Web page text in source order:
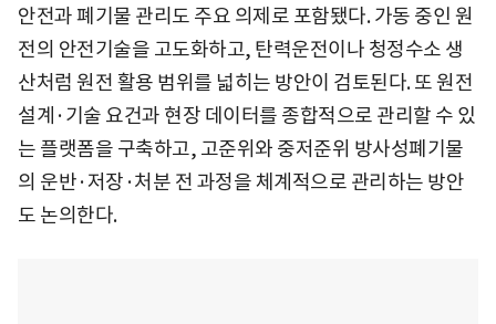
안전과 폐기물 관리도 주요 의제로 포함됐다. 가동 중인 원
전의 안전기술을 고도화하고, 탄력운전이나 청정수소 생
산처럼 원전 활용 범위를 넓히는 방안이 검토된다. 또 원전
설계·기술 요건과 현장 데이터를 종합적으로 관리할 수 있
는 플랫폼을 구축하고, 고준위와 중저준위 방사성폐기물
의 운반·저장·처분 전 과정을 체계적으로 관리하는 방안
도 논의한다.